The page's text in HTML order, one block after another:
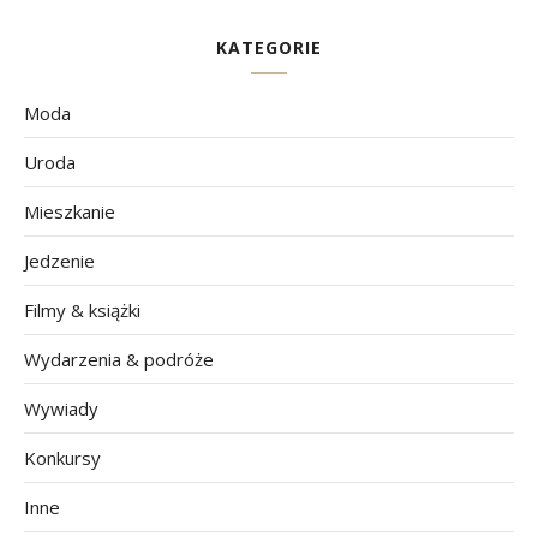
KATEGORIE
Moda
Uroda
Mieszkanie
Jedzenie
Filmy & książki
Wydarzenia & podróże
Wywiady
Konkursy
Inne